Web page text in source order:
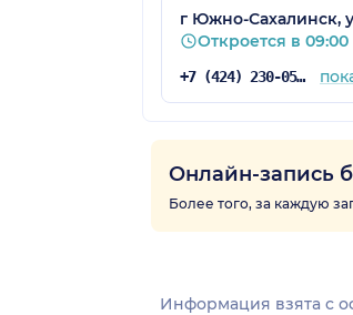
г Южно-Сахалинск,
Откроется в 09:00
+7 (424) 230-05-12
Онлайн-запись
Более того, за каждую
Информация взята c